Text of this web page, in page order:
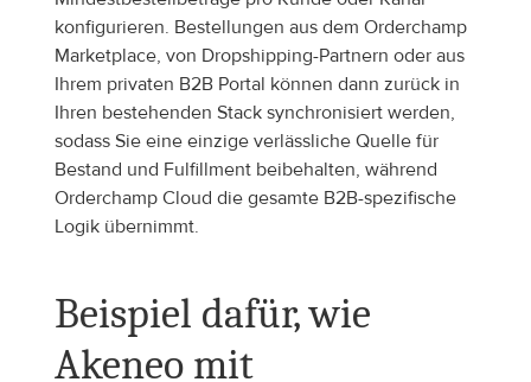
konfigurieren. Bestellungen aus dem Orderchamp
Marketplace, von Dropshipping-Partnern oder aus
Ihrem privaten B2B Portal können dann zurück in
Ihren bestehenden Stack synchronisiert werden,
sodass Sie eine einzige verlässliche Quelle für
Bestand und Fulfillment beibehalten, während
Orderchamp Cloud die gesamte B2B-spezifische
Logik übernimmt.
Beispiel dafür, wie
Akeneo mit